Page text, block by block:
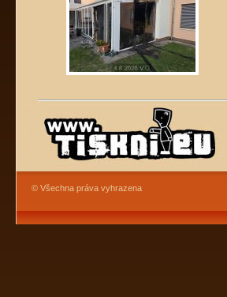
© Všechna práva vyhrazena